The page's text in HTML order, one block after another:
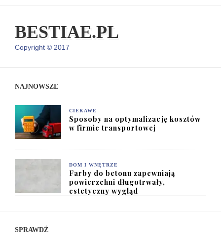
BESTIAE.PL
Copyright © 2017
NAJNOWSZE
CIEKAWE
Sposoby na optymalizację kosztów
w firmie transportowej
DOM I WNĘTRZE
Farby do betonu zapewniają
powierzchni długotrwały,
estetyczny wygląd
SPRAWDŹ